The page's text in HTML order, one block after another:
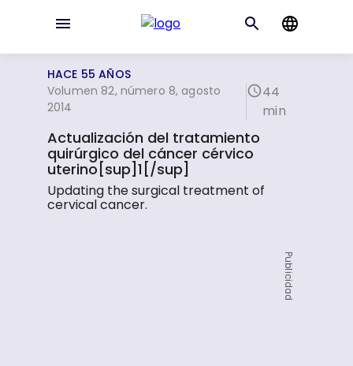
HACE 55 AÑOS
Volumen 82, número 8, agosto
2014
44
min
Actualización del tratamiento
quirúrgico del cáncer cérvico
uterino[sup]1[/sup]
Updating the surgical treatment of
cervical cancer.
Publicidad